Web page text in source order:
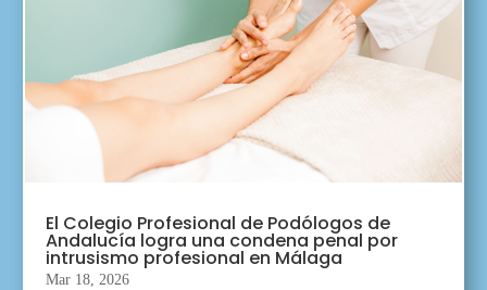
El Colegio Profesional de Podólogos de
Andalucía logra una condena penal por
intrusismo profesional en Málaga
Mar 18, 2026